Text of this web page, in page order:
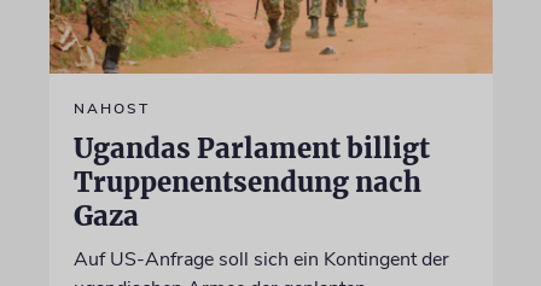
NAHOST
Ugandas Parlament billigt
Truppenentsendung nach
Gaza
Auf US-Anfrage soll sich ein Kontingent der